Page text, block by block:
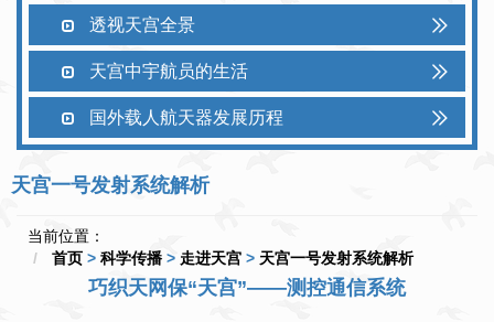
透视天宫全景
天宫中宇航员的生活
国外载人航天器发展历程
天宫一号发射系统解析
当前位置：
首页 > 科学传播 > 走进天宫 > 天宫一号发射系统解析
巧织天网保“天宫”——测控通信系统